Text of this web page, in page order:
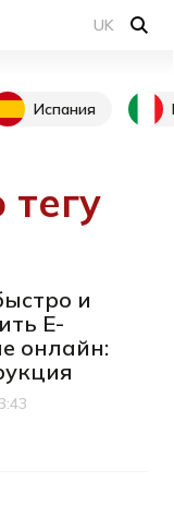
UK
Испания
и
Е-
онлайн: